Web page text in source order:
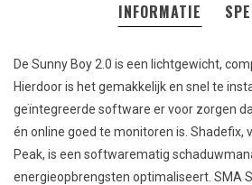
INFORMATIE
De Sunny Boy 2.0 is een lichtgewicht,
Hierdoor is het gemakkelijk en snel te
geïntegreerde software er voor zorgen
én online goed te monitoren is. Shadefix,
Peak, is een softwarematig
energieopbrengsten optimaliseert. SMA